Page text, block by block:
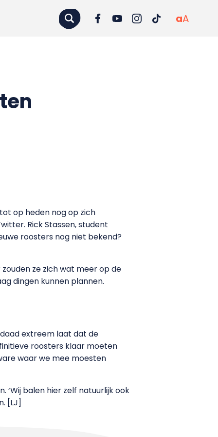
aA
op heden nog op zich
Rick Stassen, student
roosters nog niet bekend?
ze zich wat meer op de
dingen kunnen plannen.
extreem laat dat de
roosters klaar moeten
waar we mee moesten
balen hier zelf natuurlijk ook
[LJ]